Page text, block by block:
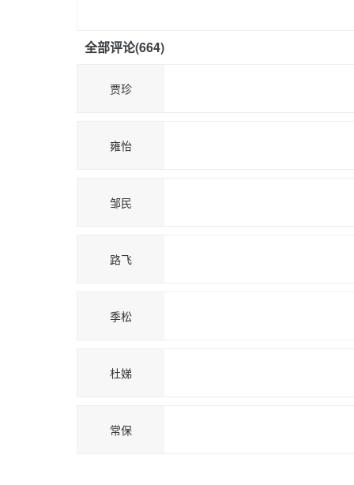
全部评论(664)
贾珍
雍怡
邹民
路飞
季松
杜娣
常保